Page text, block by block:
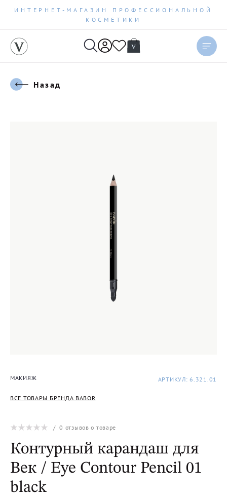
ИНТЕРНЕТ-МАГАЗИН ПРОФЕССИОНАЛЬНОЙ
КОСМЕТИКИ
Назад
МАКИЯЖ
ВСЕ ТОВАРЫ БРЕНДА BABOR
АРТИКУЛ: 6.321.01
/0 отзывов о товаре
Контурный карандаш для
Век / Eye Contour Pencil 01
black